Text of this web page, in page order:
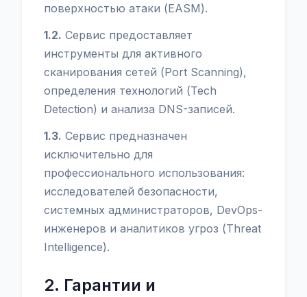
поверхностью атаки (EASM).
1.2. Сервис предоставляет
инструменты для активного
сканирования сетей (Port Scanning),
определения технологий (Tech
Detection) и анализа DNS-записей.
1.3. Сервис предназначен
исключительно для
профессионального использования:
исследователей безопасности,
системных администраторов, DevOps-
инженеров и аналитиков угроз (Threat
Intelligence).
2. Гарантии и